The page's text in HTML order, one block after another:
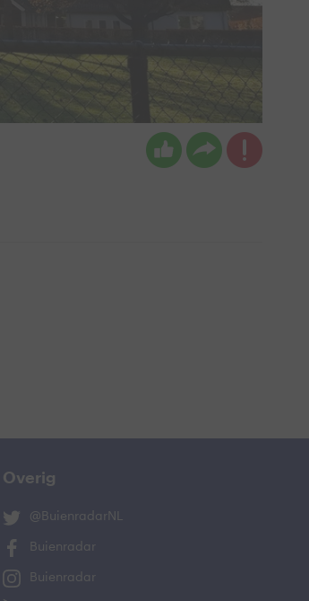
Overig
@BuienradarNL
Buienradar
Buienradar